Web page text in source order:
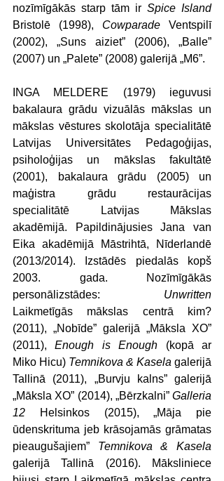
nozīmīgākās starp tām ir Spice Island
Bristolē (1998), Cowparade Ventspilī
(2002), „Suns aiziet” (2006), „Balle”
(2007) un „Palete” (2008) galerijā „M6”.
INGA MELDERE (1979) ieguvusi
bakalaura grādu vizuālās mākslas un
mākslas vēstures skolotāja specialitātē
Latvijas Universitātes Pedagoģijas,
psiholoģijas un mākslas fakultātē
(2001), bakalaura grādu (2005) un
maģistra grādu restaurācijas
specialitātē Latvijas Mākslas
akadēmijā. Papildinājusies Jana van
Eika akadēmijā Māstrihtā, Nīderlandē
(2013/2014). Izstādēs piedalās kopš
2003. gada. Nozīmīgākās
personālizstādes: Unwritten
Laikmetīgās mākslas centrā kim?
(2011), „Nobīde” galerijā „Māksla XO”
(2011), Enough is Enough (kopā ar
Miko Hicu) Temnikova & Kasela galerijā
Tallinā (2011), „Burvju kalns” galerijā
„Māksla XO” (2014), „Bērzkalni” Galleria
12 Helsinkos (2015), „Māja pie
ūdenskrituma jeb krāsojamās grāmatas
pieaugušajiem” Temnikova & Kasela
galerijā Tallinā (2016). Māksliniece